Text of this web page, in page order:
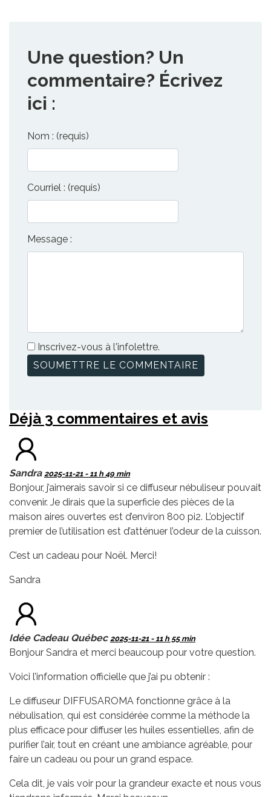
Une question? Un
commentaire? Écrivez
ici :
Nom : (requis)
Courriel : (requis)
Message :
Inscrivez-vous à l'infolettre.
Déjà 3 commentaires et avis
Sandra 2025-11-21 - 11 h 49 min
Bonjour, j’aimerais savoir si ce diffuseur nébuliseur pouvait
convenir. Je dirais que la superficie des pièces de la
maison aires ouvertes est d’environ 800 pi2. L’objectif
premier de l’utilisation est d’atténuer l’odeur de la cuisson.
C’est un cadeau pour Noël. Merci!
Sandra
Idée Cadeau Québec 2025-11-21 - 11 h 55 min
Bonjour Sandra et merci beaucoup pour votre question.
Voici l’information officielle que j’ai pu obtenir :
Le diffuseur DIFFUSAROMA fonctionne grâce à la
nébulisation, qui est considérée comme la méthode la
plus efficace pour diffuser les huiles essentielles, afin de
purifier l’air, tout en créant une ambiance agréable, pour
faire un cadeau ou pour un grand espace.
Cela dit, je vais voir pour la grandeur exacte et nous vous